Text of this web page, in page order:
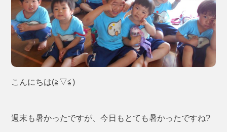
こんにちは(≧▽≦)
週末も暑かったですが、今日もとても暑かったですね?